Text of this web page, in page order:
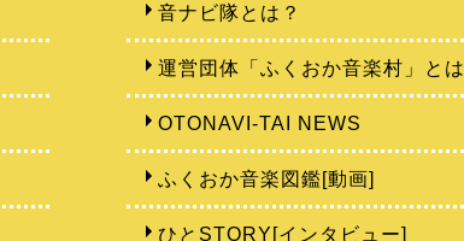
音ナビ隊とは？
運営団体「ふくおか音楽村」とは
OTONAVI-TAI NEWS
ふくおか音楽図鑑[動画]
ひとSTORY[インタビュー]